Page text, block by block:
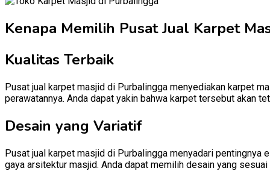
Kenapa Memilih Pusat Jual Karpet
Kualitas Terbaik
Pusat jual karpet masjid di Purbalingga menyediakan karpet
perawatannya. Anda dapat yakin bahwa karpet tersebut akan
Desain yang Variatif
Pusat jual karpet masjid di Purbalingga menyadari pentingnya
gaya arsitektur masjid. Anda dapat memilih desain yang